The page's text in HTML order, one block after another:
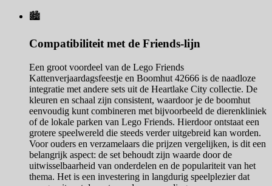
🏙️
Compatibiliteit met de Friends-lijn
Een groot voordeel van de Lego Friends
Kattenverjaardagsfeestje en Boomhut 42666 is de naadloze
integratie met andere sets uit de Heartlake City collectie. De
kleuren en schaal zijn consistent, waardoor je de boomhut
eenvoudig kunt combineren met bijvoorbeeld de dierenkliniek
of de lokale parken van Lego Friends. Hierdoor ontstaat een
grotere speelwereld die steeds verder uitgebreid kan worden.
Voor ouders en verzamelaars die prijzen vergelijken, is dit een
belangrijk aspect: de set behoudt zijn waarde door de
uitwisselbaarheid van onderdelen en de populariteit van het
thema. Het is een investering in langdurig speelplezier dat